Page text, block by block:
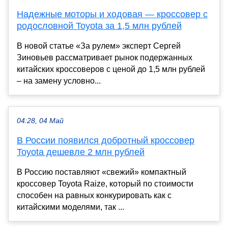
Надежные моторы и ходовая — кроссовер с
родословной Toyota за 1,5 млн рублей
В новой статье «За рулем» эксперт Сергей
Зиновьев рассматривает рынок подержанных
китайских кроссоверов с ценой до 1,5 млн рублей
– на замену условно...
04:28, 04 Май
В России появился добротный кроссовер
Toyota дешевле 2 млн рублей
В Россию поставляют «свежий» компактный
кроссовер Toyota Raize, который по стоимости
способен на равных конкурировать как с
китайскими моделями, так ...